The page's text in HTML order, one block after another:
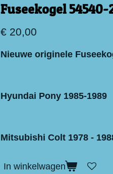
Fuseekogel 54540-
€ 20,00
Nieuwe originele
Hyundai Pony 1985-1989
Mitsubishi Colt 1978 -
In winkelwagen